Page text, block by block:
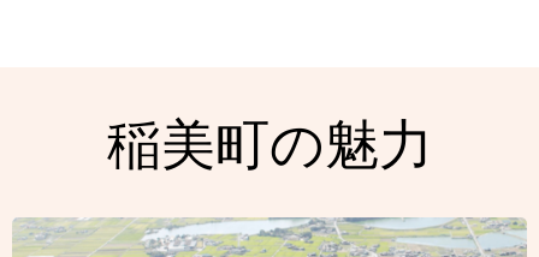
稲美町の魅力